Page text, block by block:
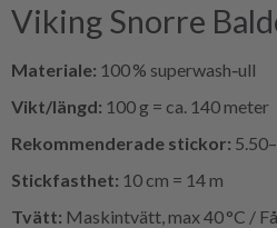
Viking Snorre
Materiale: 100 % superwash‑ull
Vikt/längd: 100 g = ca. 140 meter
Rekommenderade stickor:
Stickfasthet: 10 cm = 14 m
Tvätt: Maskintvätt, max 40 °C /